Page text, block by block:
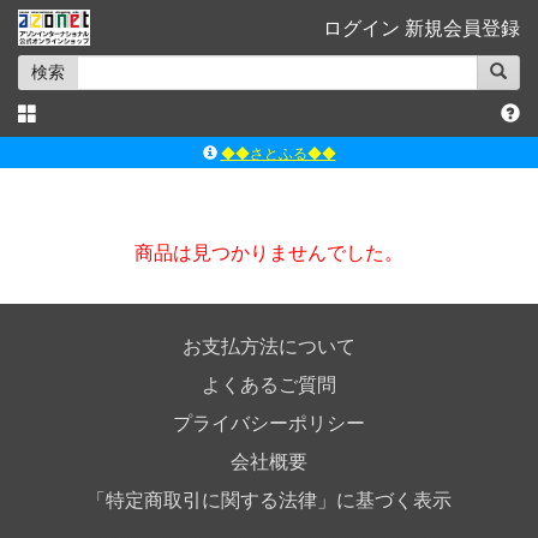
ログイン 新規会員登録
検索
◆◆さとふる◆◆
ｱｿﾞﾝｵﾝﾗｲﾝｼｮｯﾌﾟX
商品は見つかりませんでした。
お支払方法について
よくあるご質問
プライバシーポリシー
会社概要
「特定商取引に関する法律」に基づく表示